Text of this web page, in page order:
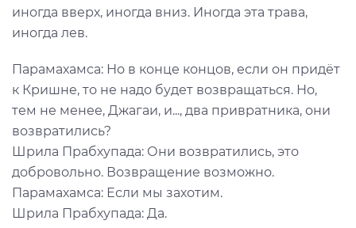
иногда вверх, иногда вниз. Иногда эта трава,
иногда лев.
Парамахамса: Но в конце концов, если он придёт
к Кришне, то не надо будет возвращаться. Но,
тем не менее, Джагаи, и..., два привратника, они
возвратились?
Шрила Прабхупада: Они возвратились, это
добровольно. Возвращение возможно.
Парамахамса: Если мы захотим.
Шрила Прабхупада: Да.